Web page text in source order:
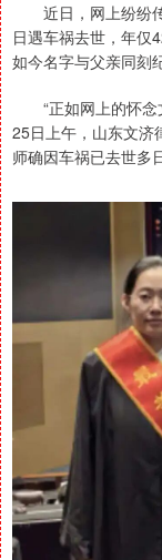
近日，网上纷纷传
日遇车祸去世，年仅
如今名字与父亲同刻
“正如网上的怀念
25日上午，山东文济
师确因车祸已去世多